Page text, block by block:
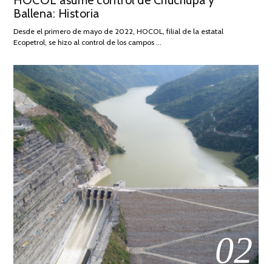
2026
Ballena: Historia
Desde el primero de mayo de 2022, HOCOL, filial de la estatal
Ecopetrol, se hizo al control de los campos …
02